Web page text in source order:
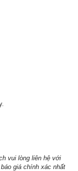
vui lòng liên hệ với
giá chính xác nhất